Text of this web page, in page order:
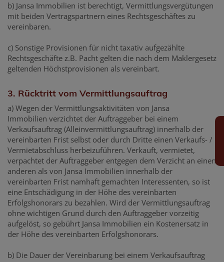
b) Jansa Immobilien ist berechtigt, Vermittlungsvergütungen
mit beiden Vertragspartnern eines Rechtsgeschäftes zu
vereinbaren.
c) Sonstige Provisionen für nicht taxativ aufgezählte
Rechtsgeschäfte z.B. Pacht gelten die nach dem Maklergesetz
geltenden Höchstprovisionen als vereinbart.
3. Rücktritt vom Vermittlungsauftrag
a) Wegen der Vermittlungsaktivitäten von Jansa
Immobilien verzichtet der Auftraggeber bei einem
Verkaufsauftrag (Alleinvermittlungsauftrag) innerhalb der
vereinbarten Frist selbst oder durch Dritte einen Verkaufs- /
Vermietabschluss herbeizuführen. Verkauft, vermietet,
verpachtet der Auftraggeber entgegen dem Verzicht an einen
anderen als von Jansa Immobilien innerhalb der
vereinbarten Frist namhaft gemachten Interessenten, so ist
eine Entschädigung in der Höhe des vereinbarten
Erfolgshonorars zu bezahlen. Wird der Vermittlungsauftrag
ohne wichtigen Grund durch den Auftraggeber vorzeitig
aufgelöst, so gebührt Jansa Immobilien ein Kostenersatz in
der Höhe des vereinbarten Erfolgshonorars.
b) Die Dauer der Vereinbarung bei einem Verkaufsauftrag